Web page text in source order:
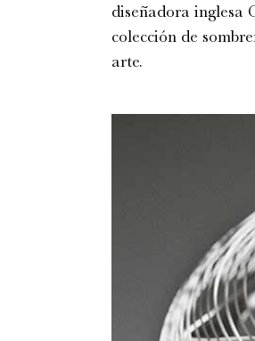
diseñadora inglesa
colección de
arte.